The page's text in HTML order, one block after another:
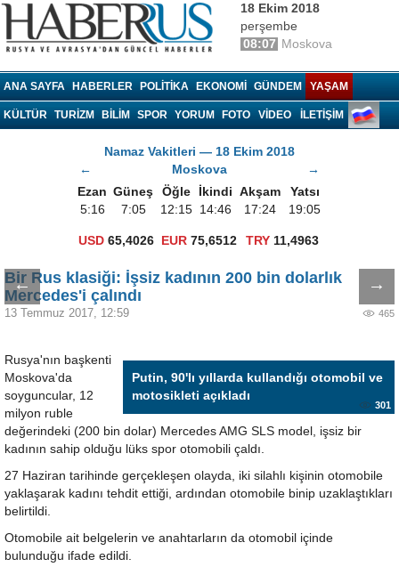
18 Ekim 2018
perşembe
08:07 Moskova
ANA SAYFA HABERLER POLITIKA EKONOMI GÜNDEM YAŞAM
KÜLTÜR TURIZM BILIM SPOR YORUM FOTO VIDEO İLETİŞİM
Namaz Vakitleri — 18 Ekim 2018
←
Moskova
→
Ezan Güneş Öğle İkindi Akşam
Yatsı
5:16
7:05 12:15 14:46 17:24 19:05
USD 65,4026 EUR 75,6512 TRY 11,4963
← →
Bir Rus klasiği: İşsiz kadının 200 bin dolarlık
Mercedes'i çalındı
13 Temmuz 2017, 12:59 465
Putin, 90'lı yıllarda kullandığı otomobil ve
motosikleti açıkladı
301
Rusya'nın başkenti
Moskova'da
soyguncular, 12
milyon ruble
değerindeki (200 bin dolar) Mercedes AMG SLS model, işsiz bir
kadının sahip olduğu lüks spor otomobili çaldı.
27 Haziran tarihinde gerçekleşen olayda, iki silahlı kişinin otomobile
yaklaşarak kadını tehdit ettiği, ardından otomobile binip uzaklaştıkları
belirtildi.
Otomobile ait belgelerin ve anahtarların da otomobil içinde
bulunduğu ifade edildi.